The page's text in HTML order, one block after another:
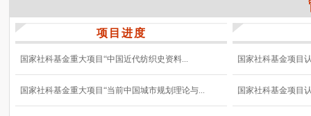
项目进度
国家社科基金重大项目“中国近代纺织史资料...
国家社科基金重大项目“当前中国城市规划理论与...
国家社科基金项目
国家社科基金项目